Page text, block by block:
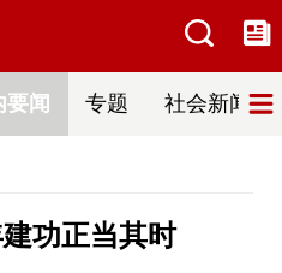
要闻 专题 社会新闻
功正当其时